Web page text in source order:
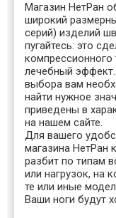
Магазин НетРан
широкий
серий) изделий
пугайтесь: это
компрессионного
лечебный
выбора вам
найти нужное
приведены в
на нашем сайте.
Для вашего
магазина НетРан
разбит по типам
или нагрузок, на
те или иные
Ваши ноги будут